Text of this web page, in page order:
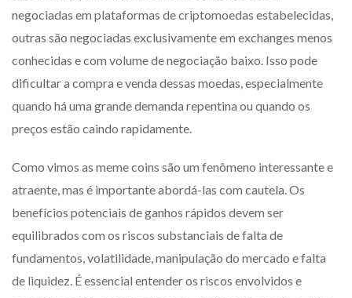
negociadas em plataformas de criptomoedas estabelecidas,
outras são negociadas exclusivamente em exchanges menos
conhecidas e com volume de negociação baixo. Isso pode
dificultar a compra e venda dessas moedas, especialmente
quando há uma grande demanda repentina ou quando os
preços estão caindo rapidamente.
Como vimos as meme coins são um fenômeno interessante e
atraente, mas é importante abordá-las com cautela. Os
benefícios potenciais de ganhos rápidos devem ser
equilibrados com os riscos substanciais de falta de
fundamentos, volatilidade, manipulação do mercado e falta
de liquidez. É essencial entender os riscos envolvidos e